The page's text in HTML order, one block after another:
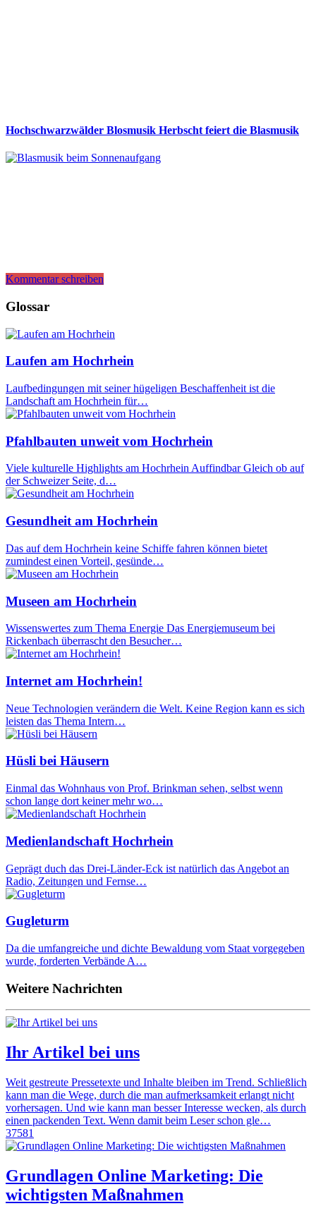
Hochschwarzwälder Blosmusik Herbscht feiert die Blasmusik
Kommentar schreiben
Glossar
Laufen am Hochrhein
Laufbedingungen mit seiner hügeligen Beschaffenheit ist die
Landschaft am Hochrhein für…
Pfahlbauten unweit vom Hochrhein
Viele kulturelle Highlights am Hochrhein Auffindbar Gleich ob auf
der Schweizer Seite, d…
Gesundheit am Hochrhein
Das auf dem Hochrhein keine Schiffe fahren können bietet
zumindest einen Vorteil, gesünde…
Museen am Hochrhein
Wissenswertes zum Thema Energie Das Energiemuseum bei
Rickenbach überrascht den Besucher…
Internet am Hochrhein!
Neue Technologien verändern die Welt. Keine Region kann es sich
leisten das Thema Intern…
Hüsli bei Häusern
Einmal das Wohnhaus von Prof. Brinkman sehen, selbst wenn
schon lange dort keiner mehr wo…
Medienlandschaft Hochrhein
Geprägt duch das Drei-Länder-Eck ist natürlich das Angebot an
Radio, Zeitungen und Fernse…
Gugleturm
Da die umfangreiche und dichte Bewaldung vom Staat vorgegeben
wurde, forderten Verbände A…
Weitere Nachrichten
Ihr Artikel bei uns
Weit gestreute Pressetexte und Inhalte bleiben im Trend. Schließlich
kann man die Wege, durch die man aufmerksamkeit erlangt nicht
vorhersagen. Und wie kann man besser Interesse wecken, als durch
einen packenden Text. Wenn damit beim Leser schon gle…
37581
Grundlagen Online Marketing: Die
wichtigsten Maßnahmen